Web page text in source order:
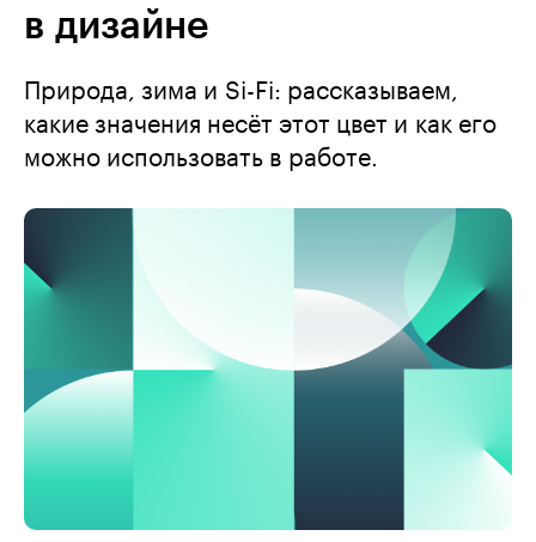
в дизайне
Природа, зима и Si-Fi: рассказываем,
какие значения несёт этот цвет и как его
можно использовать в работе.